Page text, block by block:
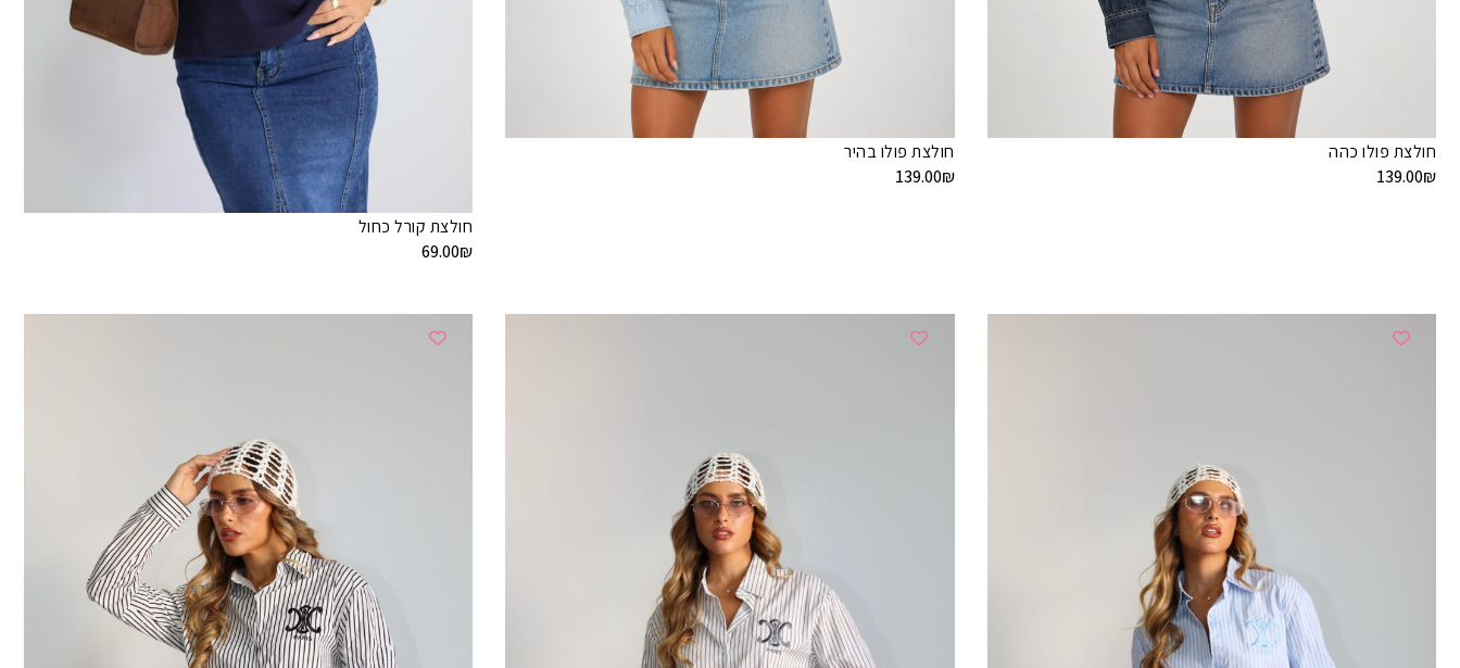
חולצת פולו כהה
139.00₪
חולצת פולו בהיר
139.00₪
חולצת קורל כחול
69.00₪